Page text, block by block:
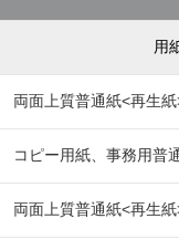
用
両面上質普通紙<再生
コピー用紙、事務用普
両面上質普通紙<再生